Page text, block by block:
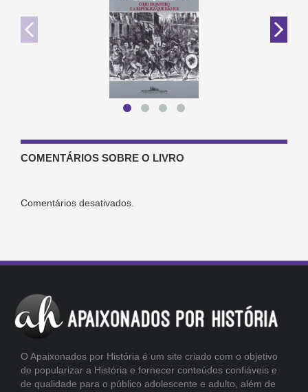
COMENTÁRIOS SOBRE O LIVRO
Comentários desativados.
O Apaixonados por História é um site criado com o objetivo
de popularizar a História e fornecer conteúdos confiáveis e
de qualidade para o público adolescente e adulto, além de